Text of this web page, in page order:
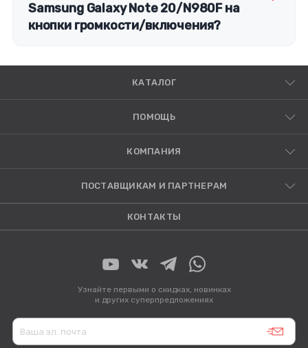
Samsung Galaxy Note 20/N980F на
кнопки громкости/включения?
КАТАЛОГ
ПОМОЩЬ
КОМПАНИЯ
ПОСТАВЩИКАМ И ПАРТНЕРАМ
КОНТАКТЫ
Узнайте первыми о скидках, новинках
и других суперпредложениях